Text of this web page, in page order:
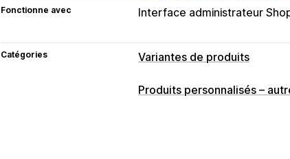
Fonctionne avec Interface administrateur
Catégories Variantes de produits
Personnalisation
Produits personnalisés –